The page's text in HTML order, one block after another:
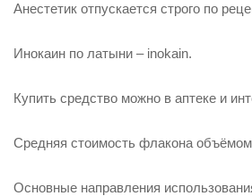
Анестетик отпускается строго по
Инокаин по латыни – inokain.
Купить средство можно в аптеке и
Средняя стоимость флакона
Основные направления